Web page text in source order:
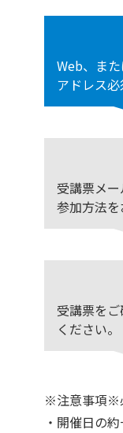
Web、ま
アドレス必
受講票メ
参加方法を
受講票を
ください。
※注意事項※
・開催日の